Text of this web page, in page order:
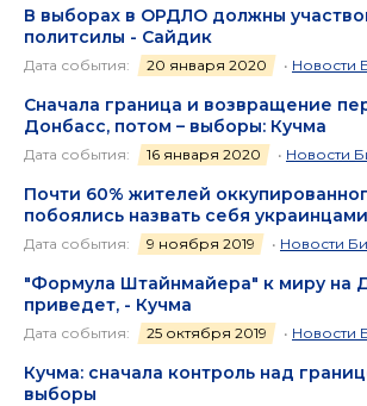
В выборах в ОРДЛО должны
политсилы - Сайдик
Дата события: 20 января 2020 • Новости
Сначала граница и возвращение
Донбасс, потом – выборы: Кучма
Дата события: 16 января 2020 • Новости
Почти 60% жителей
побоялись назвать себя украинцами
Дата события: 9 ноября 2019 • Новости
"Формула Штайнмайера" к миру на
приведет, - Кучма
Дата события: 25 октября 2019 • Новости
Кучма: сначала контроль над
выборы